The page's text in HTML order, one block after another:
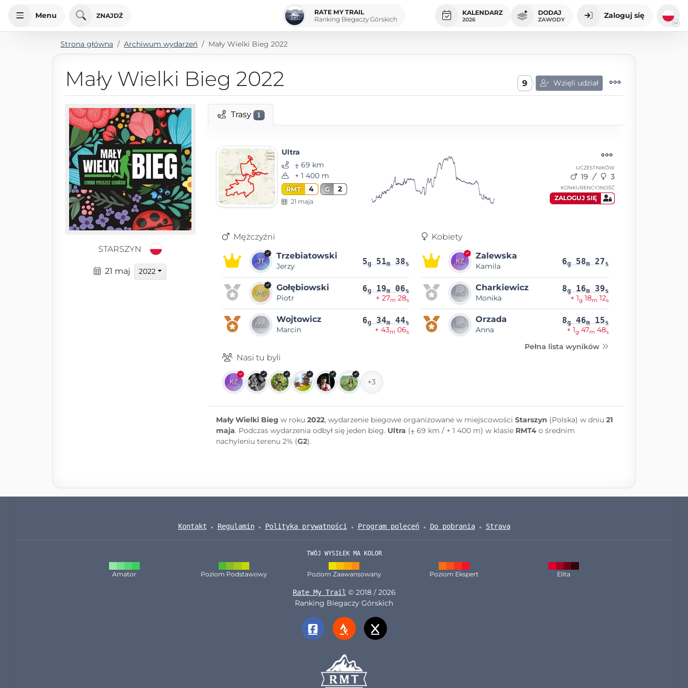
Menu ZNAJDŹ
RATE MY TRAIL
Ranking Biegaczy Górskich
KALENDARZ
2026
DODAJ
ZAWODY Zaloguj się
Strona główna Archiwum wydarzeń Mały Wielki Bieg 2022
Mały Wielki Bieg 2022 9 Wzięli udział
STARSZYN
21 maj 2022
Trasy 1
Ultra
⨦ 69 km
+ 1 400 m
RMT 4 G 2
21 maja
UCZESTNIKÓW
19 3
KONKURENCYJNOŚĆ
ZALOGUJ SIĘ
Mężczyźni
Trzebiatowski
Jerzy 5g 51m 38s
Gołębiowski
Piotr
6g 19m 06s
+ 27m 28s
Wojtowicz
Marcin
6g 34m 44s
+ 43m 06s
Kobiety
Zalewska
Kamila 6g 58m 27s
Charkiewicz
Monika
8g 16m 39s
+ 1g 18m 12s
Orzada
Anna
8g 46m 15s
+ 1g 47m 48s
Pełna lista wyników
Nasi tu byli
+3
Mały Wielki Bieg w roku 2022, wydarzenie biegowe organizowane w miejscowości Starszyn (Polska) w dniu 21
maja. Podczas wydarzenia odbył się jeden bieg. Ultra (⨦ 69 km / + 1 400 m) w klasie RMT4o średnim
nachyleniu terenu 2% (G2).
Kontakt Regulamin Polityka prywatności Program poleceń Do pobrania Strava
TWÓJ WYSIŁEK MA KOLOR
Amator Poziom Podstawowy Poziom Zaawansowany Poziom Ekspert Elita
Rate My Trail © 2018 / 2026
Ranking Biegaczy Górskich